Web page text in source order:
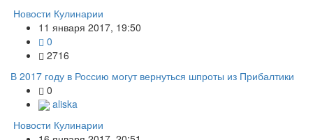
Новости Кулинарии
11 января 2017, 19:50
0
2716
В 2017 году в Россию могут вернуться шпроты из Прибалтики
0
aliska
Новости Кулинарии